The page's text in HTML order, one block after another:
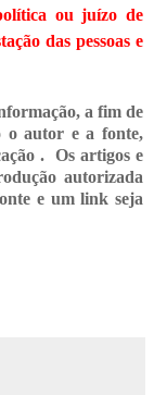
ou juízo de
das pessoas e
a fim de
oautor e a fonte,
.Os artigos e
autorizada
e um link seja